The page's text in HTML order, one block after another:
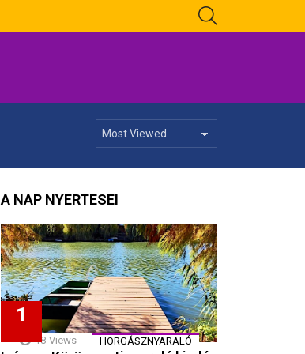
A NAP NYERTESEI
18 Views HORGÁSZNYARALÓ